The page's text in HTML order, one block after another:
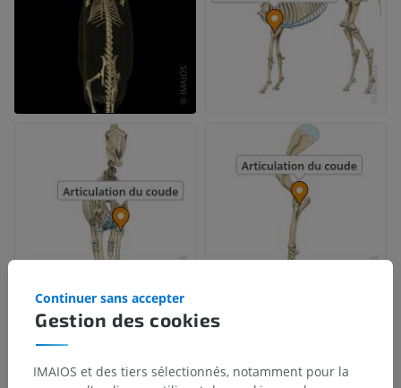
Gestion des cookies
Continuer sans accepter
IMAIOS et des tiers sélectionnés, notamment pour la